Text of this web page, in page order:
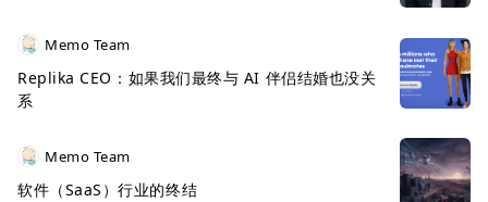
Memo Team
Replika CEO：如果我们最终与 AI 伴侣结婚也没关
系
Memo Team
软件（SaaS）行业的终结